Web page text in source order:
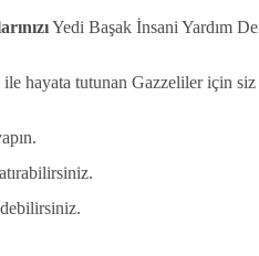
Yedi Başak İnsani Yardım
ile hayata tutunan Gazzeliler için siz